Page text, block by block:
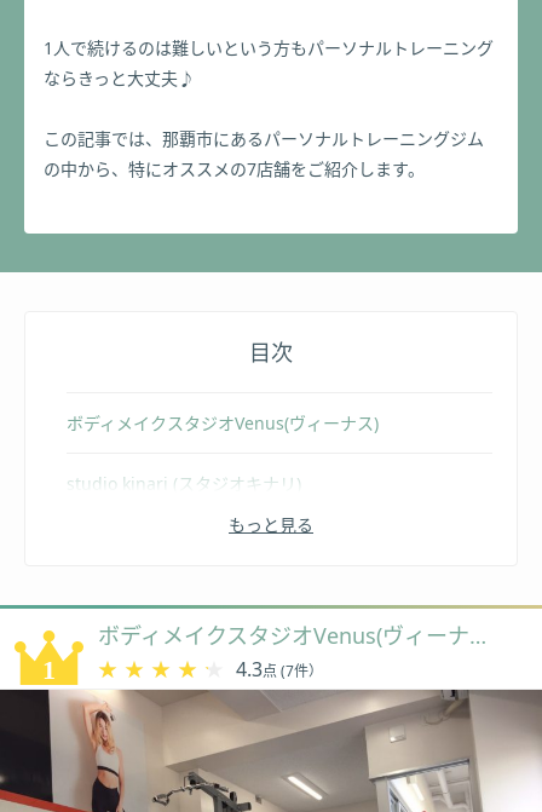
1人で続けるのは難しいという方もパーソナルトレーニング
ならきっと大丈夫♪
この記事では、那覇市にあるパーソナルトレーニングジム
の中から、特にオススメの7店舗をご紹介します。
目次
ボディメイクスタジオVenus(ヴィーナス)
studio kinari (スタジオキナリ)
FLAME（フレイム）
Falcon（ファルコン）
チキンジム（Chicken Gym） 沖縄那覇店
Re Birth（リバース）
もっと見る
ボディメイクスタジオVenus(ヴィーナス)
★★★★★
★★★★★ 4.3点 (7件）